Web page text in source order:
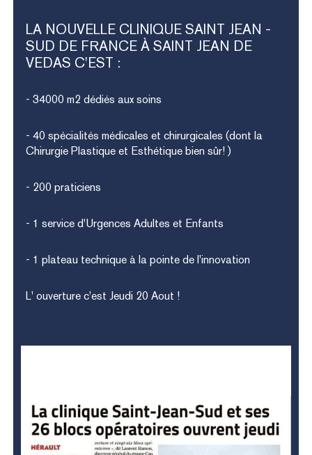
LA NOUVELLE CLINIQUESAINT JEAN -
SUD DE FRANCEÀSAINT JEAN DE
VEDAS C'EST :
- 34000 m2 dédiés aux soins
- 40 spécialités médicales et chirurgicales (dont la
Chirurgie Plastique et Esthétique bien sûr! )
- 200 praticiens
- 1 service d'Urgences Adultes et Enfants
- 1 plateau technique à la pointe de l'innovation
L' ouverture c'est Jeudi 20 Aout !